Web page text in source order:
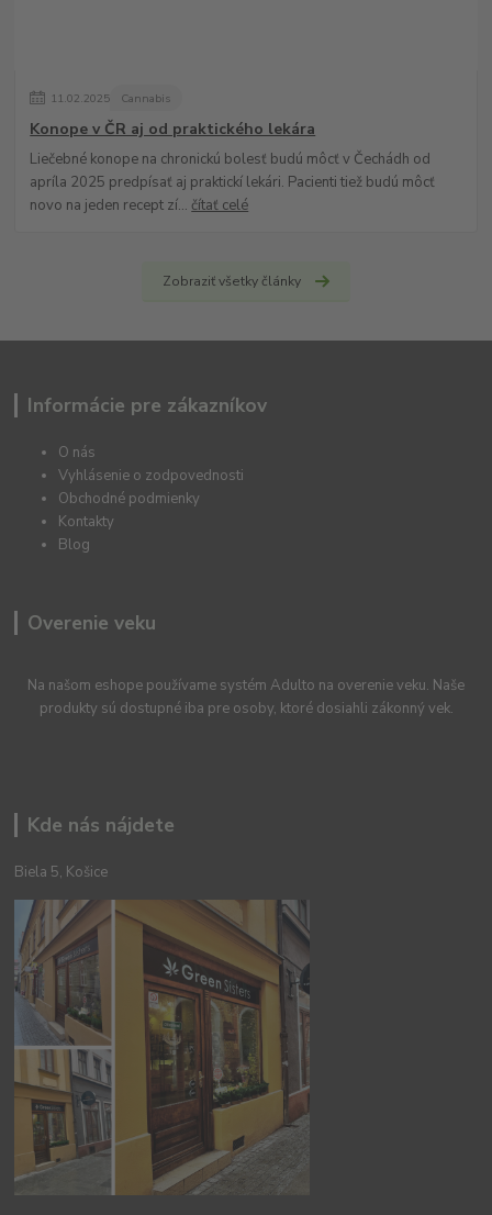
11.02.2025 Cannabis
Konope v ČR aj od praktického lekára
Liečebné konope na chronickú bolesť budú môcť v Čechádh od
apríla 2025 predpísať aj praktickí lekári. Pacienti tiež budú môcť
novo na jeden recept zí... čítať celé
Zobraziť všetky články
Informácie pre zákazníkov
O nás
Vyhlásenie o zodpovednosti
Obchodné podmienky
Kontakty
Blog
Overenie veku
Na našom eshope používame systém Adulto na overenie veku. Naše
produkty sú dostupné iba pre osoby, ktoré dosiahli zákonný vek.
Kde nás nájdete
Biela 5, Košice